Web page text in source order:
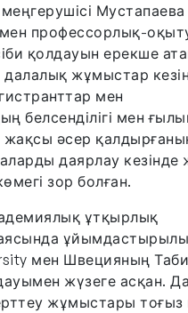
профессорлық-
қолдауын ерекше
жұмыстар
мен
белсенділігі мен
әсер
даярлау кезінде
зор болған.
ұтқырлық
мен Швецияның
жүзеге асқан.
жұмыстары тоғыз